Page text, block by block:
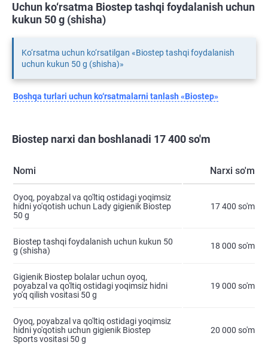
Uchun ko‘rsatma Biostep tashqi foydalanish uchun
kukun 50 g (shisha)
Ko‘rsatma uchun ko‘rsatilgan «Biostep tashqi foydalanish
uchun kukun 50 g (shisha)»
Boshqa turlari uchun ko‘rsatmalarni tanlash «Biostep»
Biostep narxi dan boshlanadi 17 400 so'm
Nomi Narxi so'm
Oyoq, poyabzal va qo'ltiq ostidagi yoqimsiz
hidni yo'qotish uchun Lady gigienik Biostep
50 g
17 400 so'm
Biostep tashqi foydalanish uchun kukun 50
g (shisha)
18 000 so'm
Gigienik Biostep bolalar uchun oyoq,
poyabzal va qo'ltiq ostidagi yoqimsiz hidni
yo'q qilish vositasi 50 g
19 000 so'm
Oyoq, poyabzal va qo'ltiq ostidagi yoqimsiz
hidni yo'qotish uchun gigienik Biostep
Sports vositasi 50 g
20 000 so'm